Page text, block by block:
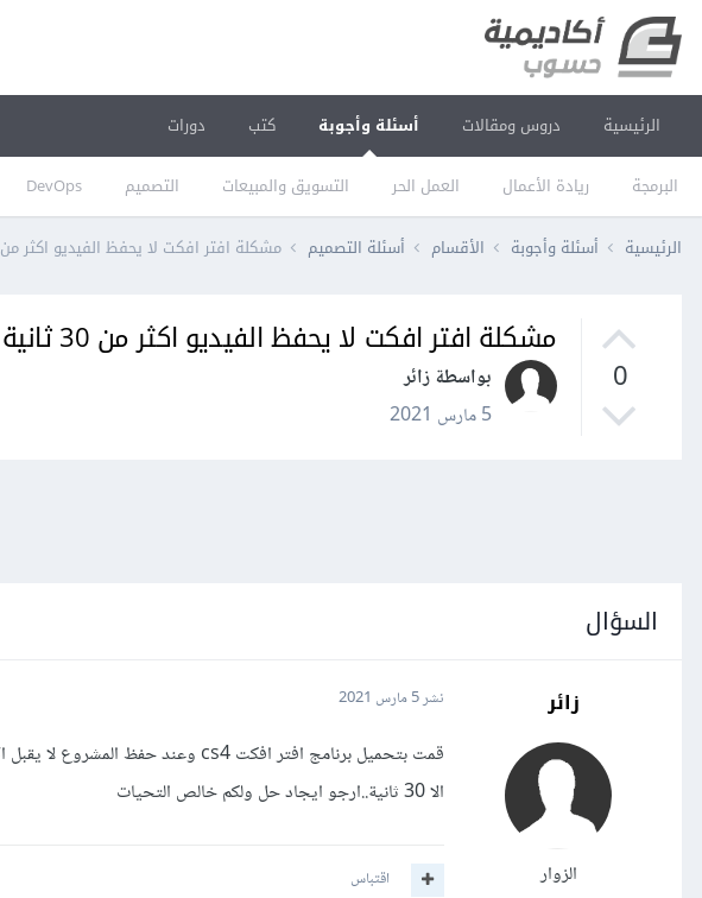
الرئيسية دروس ومقالات أسئلة وأجوبة
البرمجة ريادة الأعمال العمل الحر التسويق والمبيعات التصميم DevOps
كتب دورات
الرئيسية أسئلة وأجوبة الأقسام أسئلة التصميم مشكلة افتر افكت لا يحفظ الفيديو اكثر من 30 ثانية
0
مشكلة افتر افكت لا يحفظ الفيديو اكثر من 30 ثانية
بواسطة زائر
5 مارس 2021
السؤال
زائر
الزوار
نشر5 مارس 2021
الا 30 ثانية..ارجو ايجاد حل ولكم خالص التحيات
اقتباس